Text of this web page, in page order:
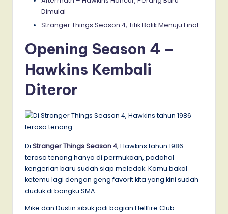
Dimulai
Stranger Things Season 4, Titik Balik Menuju Final
Opening Season 4 –
Hawkins Kembali
Diteror
Di Stranger Things Season 4, Hawkins tahun 1986
terasa tenang hanya di permukaan, padahal
kengerian baru sudah siap meledak. Kamu bakal
ketemu lagi dengan geng favorit kita yang kini sudah
duduk di bangku SMA.
Mike dan Dustin sibuk jadi bagian Hellfire Club